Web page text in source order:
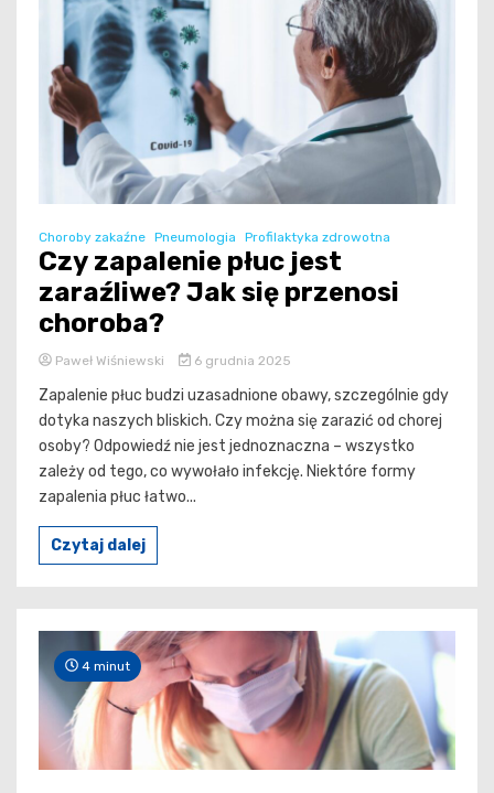
Choroby zakaźne Pneumologia Profilaktyka zdrowotna
Czy zapalenie płuc jest
zaraźliwe? Jak się przenosi
choroba?
Paweł Wiśniewski 6 grudnia 2025
Zapalenie płuc budzi uzasadnione obawy, szczególnie gdy
dotyka naszych bliskich. Czy można się zarazić od chorej
osoby? Odpowiedź nie jest jednoznaczna – wszystko
zależy od tego, co wywołało infekcję. Niektóre formy
zapalenia płuc łatwo...
Czytaj dalej
4 minut